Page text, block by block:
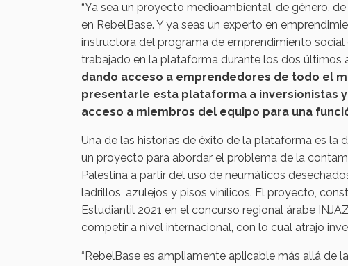
“Ya sea un proyecto medioambiental, de género,
en RebelBase. Y ya seas un experto en
instructora del programa de emprendimiento social
trabajado en la plataforma durante los dos últimos
dando acceso a emprendedores de todo el
presentarle esta plataforma a inversionistas
acceso a miembros del equipo para una
Una de las historias de éxito de la plataforma es la
un proyecto para abordar el problema de la
Palestina a partir del uso de neumáticos
ladrillos, azulejos y pisos vinílicos. El proyecto,
Estudiantil 2021 en el concurso regional árabe
competir a nivel internacional, con lo cual atrajo
“RebelBase es ampliamente aplicable más allá de